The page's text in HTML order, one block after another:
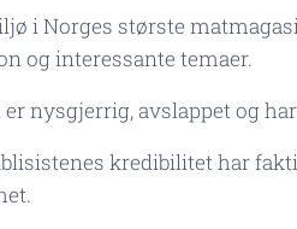
i Norges største
og interessante temaer.
nysgjerrig, avslappet og
kredibilitet har